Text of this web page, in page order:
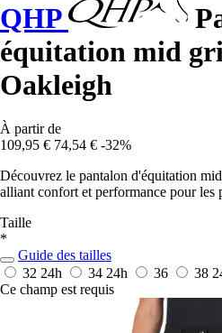
QHP
équitation mid
Oakleigh
À partir de
109,95 € 74,54 € -32%
Découvrez le pantalon d'équitation
alliant confort et performance pour les
Taille
*
Guide des tailles
32 24h 34 24h 36 38
Ce champ est requis